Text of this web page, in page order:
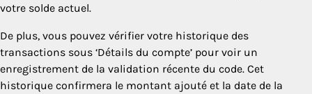
votre solde actuel.
De plus, vous pouvez vérifier votre historique des
transactions sous ‘Détails du compte’ pour voir un
enregistrement de la validation récente du code. Cet
historique confirmera le montant ajouté et la date de la